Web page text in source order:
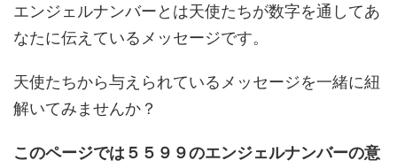
エンジェルナンバーとは天使たちが数字を通してあ
なたに伝えているメッセージです。
天使たちから与えられているメッセージを一緒に紐
解いてみませんか？
このページでは５５９９のエンジェルナンバーの意